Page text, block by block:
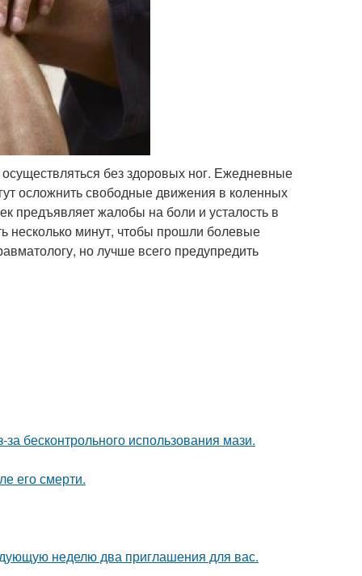
без здоровых ног. Ежедневные
осложнить свободные движения в коленных
предъявляет жалобы на боли и усталость в
несколько минут, чтобы прошли болевые
но лучше всего предупредить
бесконтрольного использования мази.
его смерти.
неделю два приглашения для вас.